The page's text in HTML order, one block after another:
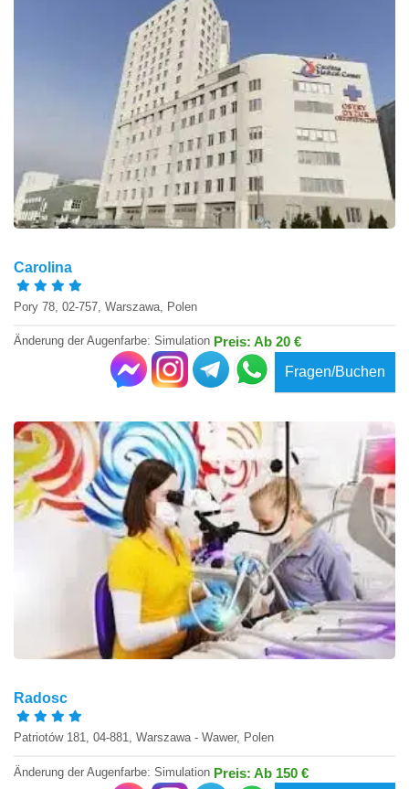
Carolina
Pory 78, 02-757, Warszawa, Polen
Änderung der Augenfarbe: Simulation Preis: Ab 20 €
Fragen/Buchen
Radosc
Patriotów 181, 04-881, Warszawa - Wawer, Polen
Änderung der Augenfarbe: Simulation Preis: Ab 150 €